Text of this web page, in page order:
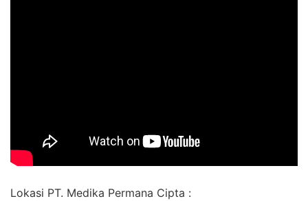
Lokasi PT. Medika Permana Cipta :